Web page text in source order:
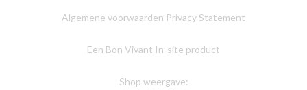
Algemene voorwaarden Privacy Statement
Een Bon Vivant In-site product
Shop weergave: